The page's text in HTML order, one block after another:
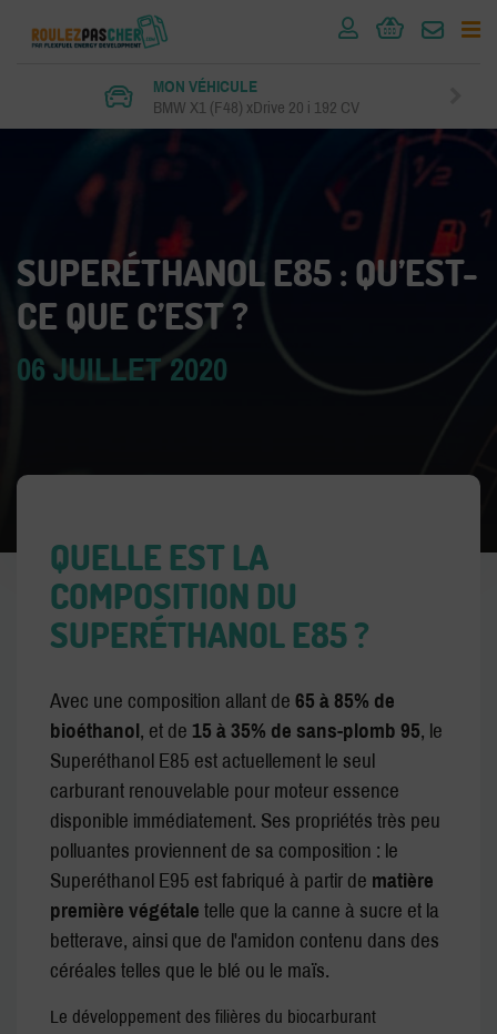
MON VÉHICULE
BMW X1 (F48) xDrive 20 i 192 CV
SUPERÉTHANOL E85 : QU’EST-
CE QUE C’EST ?
06 JUILLET 2020
QUELLE EST LA
COMPOSITION DU
SUPERÉTHANOL E85 ?
Avec une composition allant de 65 à 85% de
bioéthanol, et de 15 à 35% de sans-plomb 95, le
Superéthanol E85 est actuellement le seul
carburant renouvelable pour moteur essence
disponible immédiatement. Ses propriétés très peu
polluantes proviennent de sa composition : le
Superéthanol E95 est fabriqué à partir de matière
première végétale telle que la canne à sucre et la
betterave, ainsi que de l'amidon contenu dans des
céréales telles que le blé ou le maïs.
Le développement des filières du biocarburant